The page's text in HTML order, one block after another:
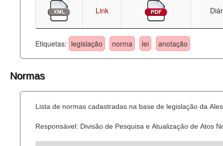
Legislação
Agenda
Perguntas frequentes
Link
Etiquetas: legislação norma lei anotação
Normas
Lista de normas cadastradas na base de legislação da
Responsável: Divisão de Pesquisa e Atualização de Atos